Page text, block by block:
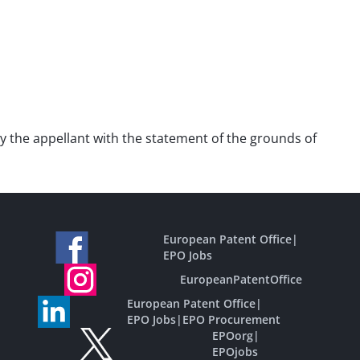
the appellant with the statement of the grounds of
European Patent Office|
EPO Jobs
EuropeanPatentOffice
European Patent Office|
EPO Jobs| EPO Procurement
EPOorg|
EPOjobs